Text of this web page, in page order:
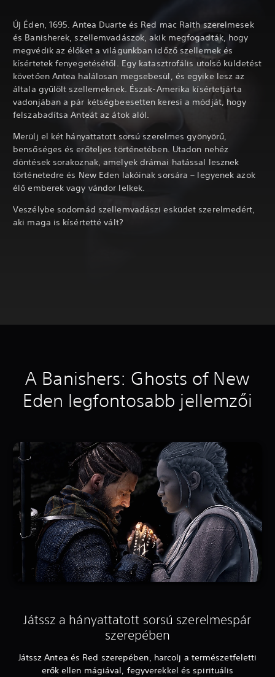
Új Éden, 1695. Antea Duarte és Red mac Raith szerelmesek
és Banisherek, szellemvadászok, akik megfogadták, hogy
megvédik az élőket a világunkban időző szellemek és
kísértetek fenyegetésétől. Egy katasztrofális utolsó küldetést
követően Antea halálosan megsebesül, és egyike lesz az
általa gyűlölt szellemeknek. Észak-Amerika kísértetjárta
vadonjában a pár kétségbeesetten keresi a módját, hogy
felszabadítsa Anteát az átok alól.
Merülj el két hányattatott sorsú szerelmes gyönyörű,
bensőséges és erőteljes történetében. Utadon nehéz
döntések sorakoznak, amelyek drámai hatással lesznek
történetedre és New Eden lakóinak sorsára – legyenek azok
élő emberek vagy vándor lelkek.
Veszélybe sodornád szellemvadászi esküdet szerelmedért,
aki maga is kísértetté vált?
A Banishers: Ghosts of New
Eden legfontosabb jellemzői
Játssz a hányattatott sorsú szerelmespár
szerepében
Játssz Antea és Red szerepében, harcolj a természetfeletti
erők ellen mágiával, fegyverekkel és spirituális